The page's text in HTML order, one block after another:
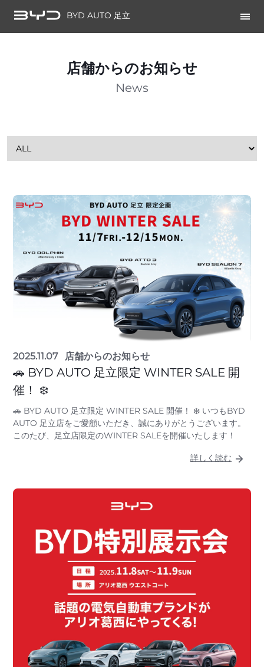
BYD AUTO 足立
店舗からのお知らせ
News
2025.11.07 店舗からのお知らせ
🚗 BYD AUTO 足立限定 WINTER SALE 開
催！ ❄️
🚗 BYD AUTO 足立限定 WINTER SALE 開催！ ❄️ いつもBYD
AUTO 足立店をご愛顧いただき、誠にありがとうございます。
このたび、足立店限定のWINTER SALEを開催いたします！
詳しく読む